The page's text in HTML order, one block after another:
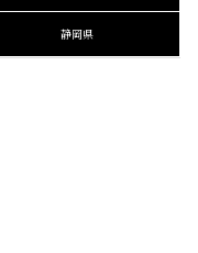
静岡県